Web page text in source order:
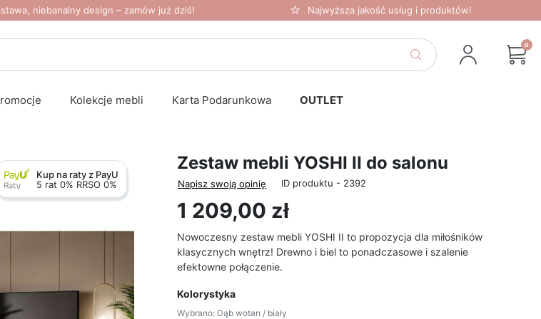
niebanalny design – zamów już dziś! Najwyższa jakość usług i produktów!
0
Kolekcje mebli Karta Podarunkowa OUTLET
Kup na raty z PayU
5 rat 0% RRSO 0%
Zestaw mebli YOSHI II do salonu
Napisz swoją opinię ID produktu - 2392
1 209,00 zł
Nowoczesny zestaw mebli YOSHI II to propozycja dla miłośników
klasycznych wnętrz! Drewno i biel to ponadczasowe i szalenie
efektowne połączenie.
Kolorystyka
Wybrano: Dąb wotan / biały